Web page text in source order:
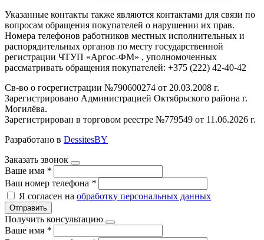
Указанные контакты также являются контактами для связи по
вопросам обращения покупателей о нарушении их прав.
Номера телефонов работников местных исполнительных и
распорядительных органов по месту государственной
регистрации ЧТУП «Аргос-ФМ» , уполномоченных
рассматривать обращения покупателей: +375 (222) 42-40-42
Св-во о госрегистрации №790600274 от 20.03.2008 г.
Зарегистрировано Администрацией Октябрьского района г.
Могилёва.
Зарегистрирован в торговом реестре №779549 от 11.06.2026 г.
Разработано в DessitesBY
Заказать звонок
Ваше имя *
Ваш номер телефона *
Я согласен на обработку персональных данных
Отправить
Получить консультацию
Ваше имя *